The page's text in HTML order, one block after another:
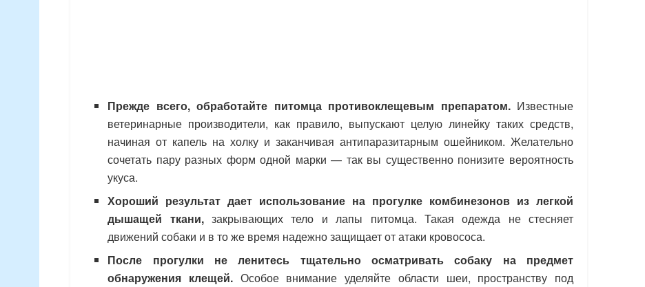
Прежде всего, обработайте питомца противоклещевым препаратом.Известные
ветеринарные производители, как правило, выпускают целую линейку таких средств,
начиная от капель на холку и заканчивая антипаразитарным ошейником. Желательно
сочетать пару разных форм одной марки — так вы существенно понизите вероятность
укуса.
Хороший результат дает использование на прогулке комбинезонов из легкой
дышащей ткани,закрывающих тело и лапы питомца. Такая одежда не стесняет
движений собаки и в то же время надежно защищает от атаки кровососа.
После прогулки не ленитесь тщательно осматривать собаку на предмет
обнаружения клещей. Особое внимание уделяйте области шеи, пространству под